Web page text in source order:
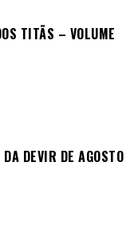
TITÃS – VOLUME
DEVIR DE AGOSTO